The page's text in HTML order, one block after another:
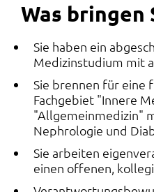
Was bringen
Sie haben ein
Medizinstudium mit
Sie brennen für eine
Fachgebiet "Innere
"Allgemeinmedizin"
Nephrologie und
Sie arbeiten
einen offenen,